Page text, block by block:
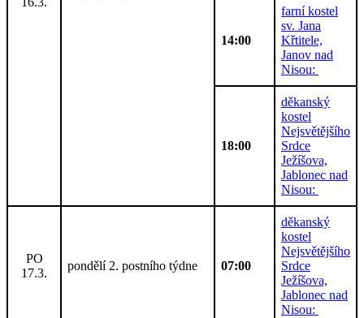
14:00
farní kostel
sv. Jana
Křtitele,
Janov nad
Nisou:
18:00
děkanský
kostel
Nejsvětějšího
Srdce
Ježíšova,
Jablonec nad
Nisou:
PO
17.3.
pondělí 2. postního týdne 07:00
děkanský
kostel
Nejsvětějšího
Srdce
Ježíšova,
Jablonec nad
Nisou: